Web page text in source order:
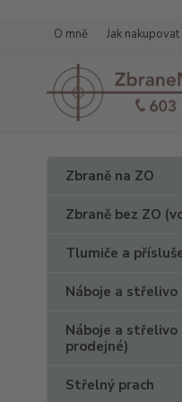
O mně Jak nakupovat
Zbraně na ZO
Zbraně bez ZO
Tlumiče a
Náboje a střelivo
Náboje a střelivo
prodejné)
Střelný prach